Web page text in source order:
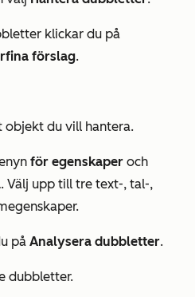
klickar du på
förslag.
objekt du vill hantera.
för egenskaper och
. Välj upp till tre text-, tal-,
på Analysera dubbletter.
dubbletter.